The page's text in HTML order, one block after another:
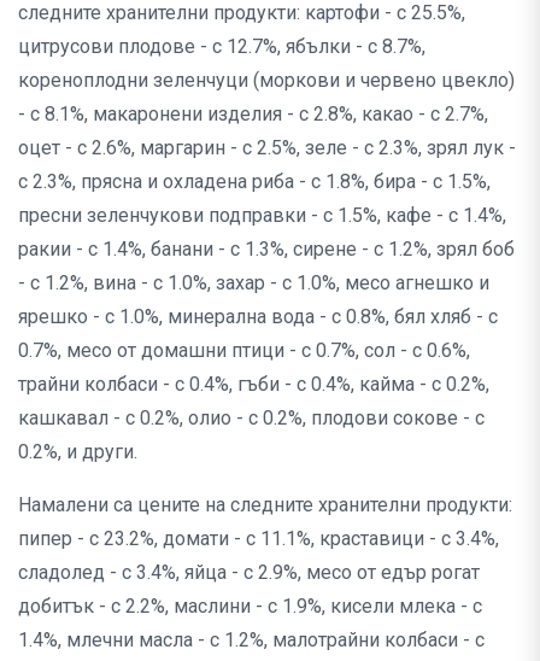
следните хранителни продукти: картофи - с 25.5%,
цитрусови плодове - с 12.7%, ябълки - с 8.7%,
кореноплодни зеленчуци (моркови и червено цвекло)
- с 8.1%, макаронени изделия - с 2.8%, какао - с 2.7%,
оцет - с 2.6%, маргарин - с 2.5%, зеле - с 2.3%, зрял лук -
с 2.3%, прясна и охладена риба - с 1.8%, бира - с 1.5%,
пресни зеленчукови подправки - с 1.5%, кафе - с 1.4%,
ракии - с 1.4%, банани - с 1.3%, сирене - с 1.2%, зрял боб
- с 1.2%, вина - с 1.0%, захар - с 1.0%, месо агнешко и
ярешко - с 1.0%, минерална вода - с 0.8%, бял хляб - с
0.7%, месо от домашни птици - с 0.7%, сол - с 0.6%,
трайни колбаси - с 0.4%, гъби - с 0.4%, кайма - с 0.2%,
кашкавал - с 0.2%, олио - с 0.2%, плодови сокове - с
0.2%, и други.
Намалени са цените на следните хранителни продукти:
пипер - с 23.2%, домати - с 11.1%, краставици - с 3.4%,
сладолед - с 3.4%, яйца - с 2.9%, месо от едър рогат
добитък - с 2.2%, маслини - с 1.9%, кисели млека - с
1.4%, млечни масла - с 1.2%, малотрайни колбаси - с